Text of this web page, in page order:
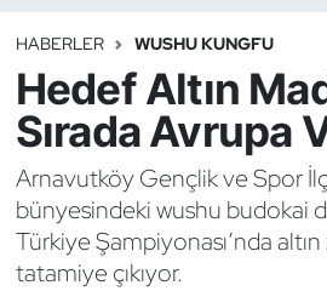
HABERLER WUSHU KUNGFU
Hedef Altın
Sırada Avrupa
Arnavutköy Gençlik ve Spor
bünyesindeki wushu budokai
Türkiye Şampiyonası’nda
tatamiye çıkıyor.
Binicilik
Bisiklet
Bocce Bowling Dart
Boks